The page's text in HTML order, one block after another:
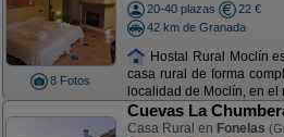
8 Fotos
20-40 plazas
22 €
42 km de Granada
Hostal Rural Moclín
casa rural de forma
localidad de Moclín, en el
Cuevas La
Casa Rural en Fonelas